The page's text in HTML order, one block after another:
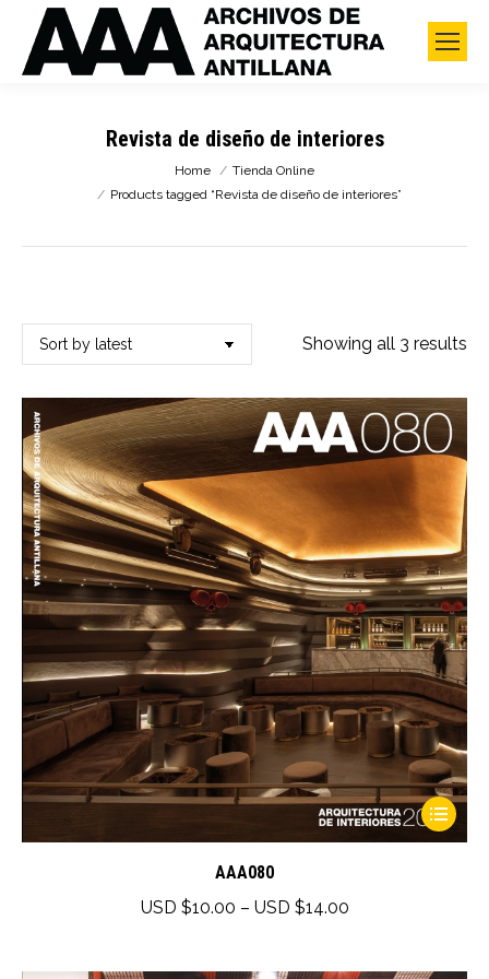
Revista de diseño de interiores
Home
Tienda Online
Products tagged “Revista de diseño de interiores”
Showing all 3 results
This
product
AAA080
USD $10.00 – USD $14.00Price
USD